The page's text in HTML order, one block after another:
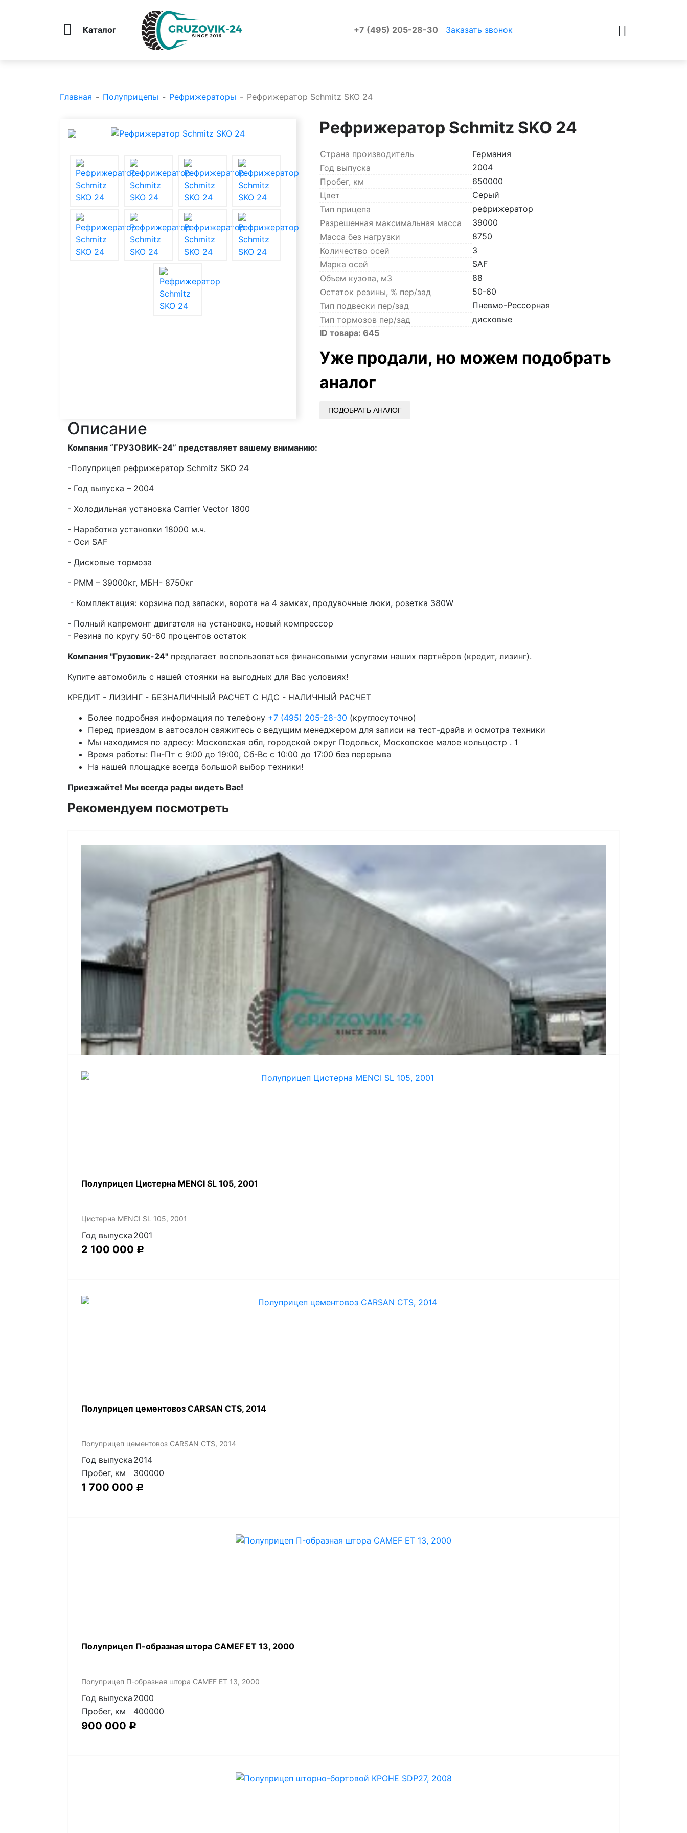
Каталог +7 (495) 205-28-30 Заказать звонок
Главная - Полуприцепы - Рефрижераторы - Рефрижератор Schmitz SKO 24
Рефрижератор Schmitz SKO 24
Страна производитель
Германия
Год выпуска
2004
Пробег, км
650000
Цвет
Серый
Тип прицепа
рефрижератор
Разрешенная максимальная масса
39000
Масса без нагрузки
8750
Количество осей
3
Марка осей
SAF
Объем кузова, м3
88
Остаток резины, % пер/зад
50-60
Тип подвески пер/зад
Пневмо-Рессорная
Тип тормозов пер/зад
дисковые
ID товара: 645
Уже продали, но можем подобрать
аналог
ПОДОБРАТЬ АНАЛОГ
Описание
Компания “ГРУЗОВИК-24” представляет вашему вниманию:
-Полуприцеп рефрижератор Schmitz SKO 24
- Год выпуска – 2004
- Холодильная установка Carrier Vector 1800
- Наработка установки 18000 м.ч.
- Оси SAF
- Дисковые тормоза
- РММ – 39000кг, МБН- 8750кг
- Комплектация: корзина под запаски, ворота на 4 замках, продувочные люки, розетка 380W
- Полный капремонт двигателя на установке, новый компрессор
- Резина по кругу 50-60 процентов остаток
Компания "Грузовик-24" предлагает воспользоваться финансовыми услугами наших партнёров (кредит, лизинг).
Купите автомобиль с нашей стоянки на выгодных для Вас условиях!
КРЕДИТ - ЛИЗИНГ - БЕЗНАЛИЧНЫЙ РАСЧЕТ С НДС - НАЛИЧНЫЙ РАСЧЕТ
Более подробная информация по телефону +7 (495) 205-28-30 (круглосуточно)
Перед приездом в автосалон свяжитесь с ведущим менеджером для записи на тест-драйв и осмотра техники
Мы находимся по адресу: Московская обл, городской округ Подольск, Московское малое кольцостр . 1
Время работы: Пн-Пт с 9:00 до 19:00, Сб-Вс с 10:00 до 17:00 без перерыва
На нашей площадке всегда большой выбор техники!
Приезжайте! Мы всегда рады видеть Вас!
Рекомендуем посмотреть
Полуприцеп шторно-бортовой Schmitz SPR 24/L-13/62M с тентом
Полуприцеп шторно-бортовой Schmitz SPR 24/L-13/62M с тентом
Полуприцеп Цистерна MENCI SL 105, 2001
Цистерна MENCI SL 105, 2001
Год выпуска 2001
2 100 000 Р
Полуприцеп цементовоз СARSАN CТS, 2014
Полуприцеп цементовоз СARSАN CТS, 2014
Год выпуска 2014
Пробег, км
300000
1 700 000 Р
Полуприцеп П-образная штора CAMEF ET 13, 2000
Полуприцеп П-образная штора CAMEF ET 13, 2000
Год выпуска 2000
Пробег, км
400000
900 000 Р